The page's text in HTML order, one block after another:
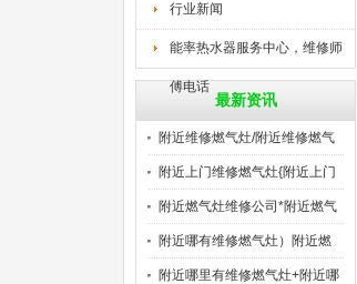
行业新闻
能率热水器服务中心，维修师
傅电话
最新资讯
附近维修燃气灶/附近维修燃气
附近上门维修燃气灶{附近上门
附近燃气灶维修公司*附近燃气
附近哪有维修燃气灶）附近燃
气
附近哪里有维修燃气灶+附近哪